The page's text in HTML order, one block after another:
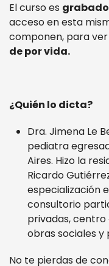
El curso es grabado
acceso en esta
componen, para
de por vida.
¿Quién lo dicta?
Dra. Jimena Le
pediatra
Aires. Hizo la
Ricardo
especialización
consultorio
privadas, centro
obras sociales y
No te pierdas de